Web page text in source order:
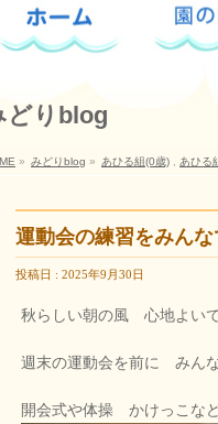
どりblog
» みどりblog » あひる組(0歳) あひる
運動会の練習をみん
投稿日 : 2025年9月30日
秋らしい朝の風 心地よい
週末の運動会を前に みん
開会式や体操 かけっこな